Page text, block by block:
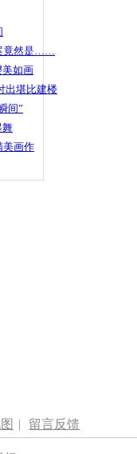
竟然是……
美如画
出堪比建楼
间”
舞
美画作
| 留言反馈